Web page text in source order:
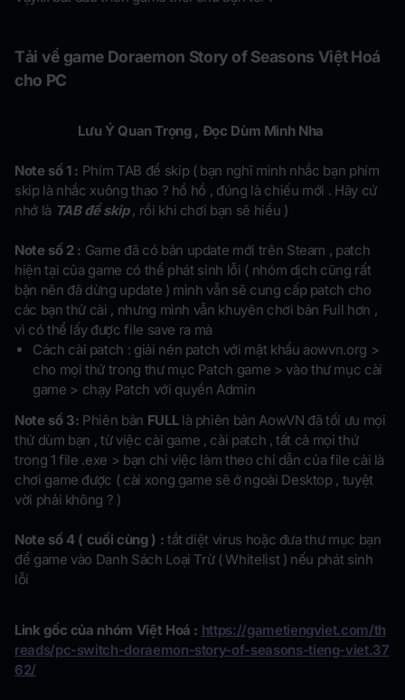
Tải về game Doraemon Story of Seasons Việt Hoá
cho PC
Lưu Ý Quan Trọng , Đọc Dùm Mình Nha
Note số 1 : Phím TAB để skip ( bạn nghĩ mình nhắc bạn phím
skip là nhắc xuông thao ? hồ hồ , đúng là chiếu mới . Hãy cứ
nhớ là TAB để skip, rồi khi chơi bạn sẽ hiểu )
Note số 2 : Game đã có bản update mới trên Steam , patch
hiện tại của game có thể phát sinh lỗi ( nhóm dịch cũng rất
bận nên đã dừng update ) mình vẫn sẽ cung cấp patch cho
các bạn thử cài , nhưng mình vẫn khuyên chơi bản Full hơn ,
vì có thể lấy được file save ra mà
Cách cài patch : giải nén patch với mật khẩu aowvn.org >
cho mọi thứ trong thư mục Patch game > vào thư mục cài
game > chạy Patch với quyền Admin
Note số 3: Phiên bản FULL là phiên bản AowVN đã tối ưu mọi
thứ dùm bạn , từ việc cài game , cài patch , tất cả mọi thứ
trong 1 file .exe > bạn chỉ việc làm theo chỉ dẫn của file cài là
chơi game được ( cài xong game sẽ ở ngoài Desktop , tuyệt
vời phải không ? )
Note số 4 ( cuối cùng ) : tắt diệt virus hoặc đưa thư mục bạn
để game vào Danh Sách Loại Trừ ( Whitelist ) nếu phát sinh
lỗi
Link gốc của nhóm Việt Hoá : https://gametiengviet.com/th
reads/pc-switch-doraemon-story-of-seasons-tieng-viet.37
62/